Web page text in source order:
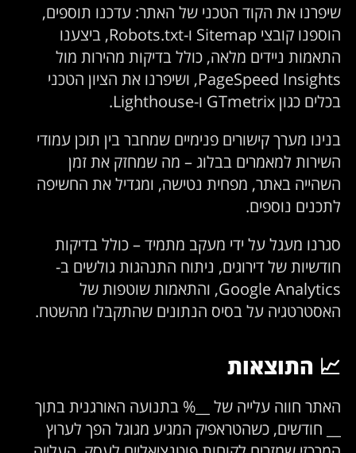
שיפרנו את הקוד הטכני של האתר: עדכנו תוספים,
הוספנו קובצי Sitemap ו-Robots.txt, ביצענו
התאמות ניידים מלאה, כולל בדיקות מהירות מול
PageSpeed Insights, ושיפרנו את הציון הטכני
בכלים כגון GTmetrix ו-Lighthouse.
בנינו מערך קישורים פנימיים שמחבר בין תוכן עמודי
השירות למאמרים בבלוג – מה שמחזק את זמן
השהייה באתר, מפחית נטישה, ומגדיל את החשיפה
לתכנים נוספים.
סגרנו מעגל על ידי מעקב מתמיד – כולל בדיקות
חודשיות של דירוגים, ניתוח התנהגות גולשים ב-
Google Analytics, והתאמות שוטפות של
האסטרטגיה על בסיס הנתונים שהתקבלו מהשטח.
📈 התוצאות
האתר חווה עלייה של __% בתנועה האורגנית בתוך
__ חודשים, כשהטראפיק המגיע מגוגל הפך לערוץ